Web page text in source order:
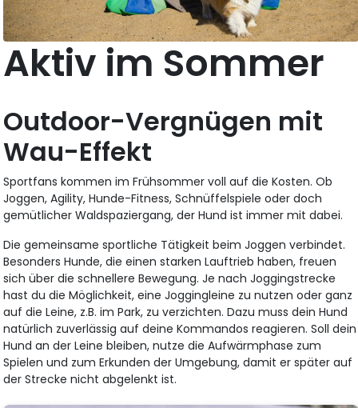
Aktiv im Sommer
Outdoor-Vergnügen mit
Wau-Effekt
Sportfans kommen im Frühsommer voll auf die Kosten. Ob
Joggen, Agility, Hunde-Fitness, Schnüffelspiele oder doch
gemütlicher Waldspaziergang, der Hund ist immer mit dabei.
Die gemeinsame sportliche Tätigkeit beim Joggen verbindet.
Besonders Hunde, die einen starken Lauftrieb haben, freuen
sich über die schnellere Bewegung. Je nach Joggingstrecke
hast du die Möglichkeit, eine Joggingleine zu nutzen oder ganz
auf die Leine, z.B. im Park, zu verzichten. Dazu muss dein Hund
natürlich zuverlässig auf deine Kommandos reagieren. Soll dein
Hund an der Leine bleiben, nutze die Aufwärmphase zum
Spielen und zum Erkunden der Umgebung, damit er später auf
der Strecke nicht abgelenkt ist.